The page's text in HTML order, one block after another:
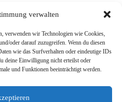
verwalten
verwenden wir Technologien wie Cookies,
oder darauf zuzugreifen. Wenn du diesen
wie das Surfverhalten oder eindeutige IDs
deine Einwilligung nicht erteilst oder
und Funktionen beeinträchtigt werden.